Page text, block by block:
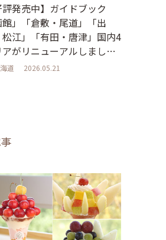
評発売中】ガイドブック
館」「倉敷・尾道」「出
江」「有田・唐津」国内4
がリニューアルしました
道 2026.05.21